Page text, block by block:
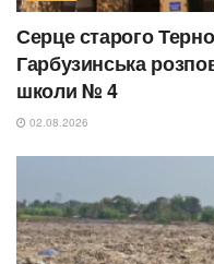
Серце старого
Гарбузинська
школи № 4
02.08.2026